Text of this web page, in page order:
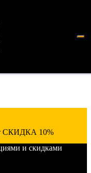
СКИДКА 10%
и скидками